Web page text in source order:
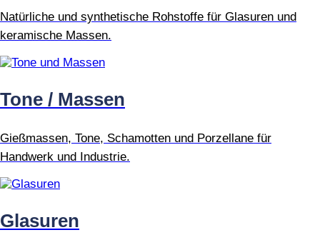
Natürliche und synthetische Rohstoffe für Glasuren und
keramische Massen.
Tone / Massen
Gießmassen, Tone, Schamotten und Porzellane für
Handwerk und Industrie.
Glasuren